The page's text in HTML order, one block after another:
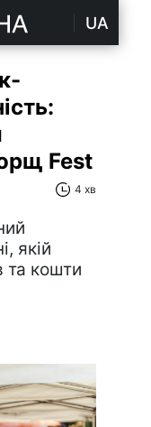
UA
Fest
4 хв
якій
та кошти